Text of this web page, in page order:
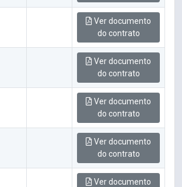
Ver documento
do contrato
Ver documento
do contrato
Ver documento
do contrato
Ver documento
do contrato
Ver documento